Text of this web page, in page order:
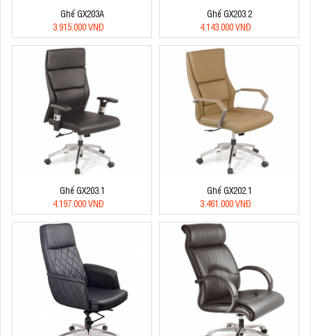
Ghế GX203A
3.915.000 VNĐ
Ghế GX203.2
4.143.000 VNĐ
Ghế GX203.1
4.197.000 VNĐ
Ghế GX202.1
3.461.000 VNĐ